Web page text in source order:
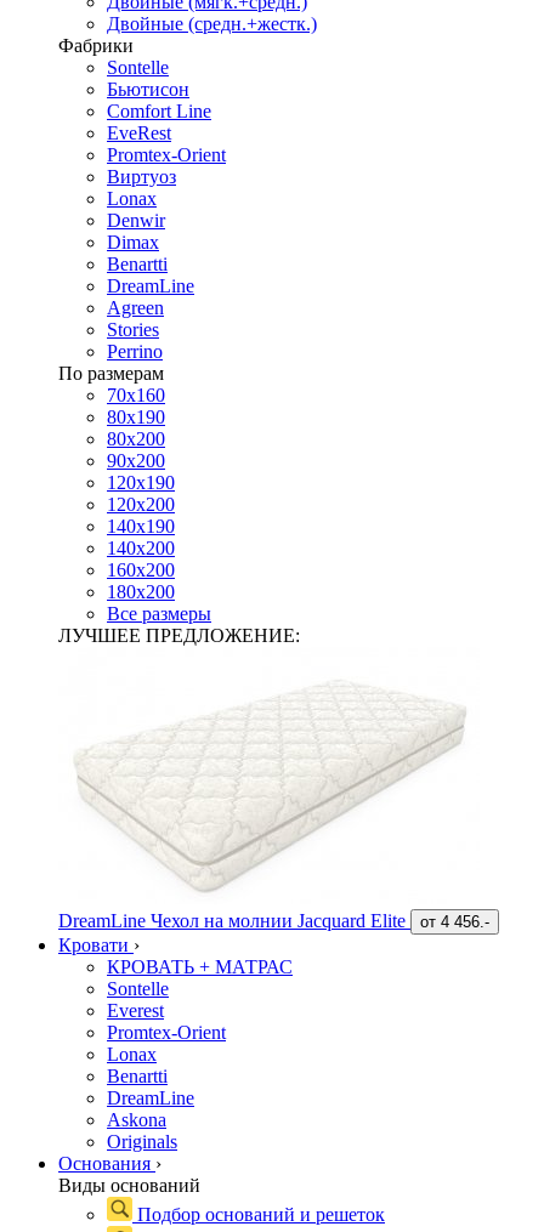
Двойные (средн.+жестк.)
Фабрики
Sontelle
Бьютисон
Comfort Line
EveRest
Promtex-Orient
Виртуоз
Lonax
Denwir
Dimax
Benartti
DreamLine
Agreen
Stories
Perrino
По размерам
70х160
80х190
80х200
90х200
120х190
120х200
140х190
140х200
160х200
180х200
Все размеры
ЛУЧШЕЕ ПРЕДЛОЖЕНИЕ:
DreamLine Чехол на молнии Jacquard Elite от 4 456.-
Кровати ›
КРОВАТЬ + МАТРАС
Sontelle
Everest
Promtex-Orient
Lonax
Benartti
DreamLine
Askona
Originals
Основания ›
Виды оснований
Подбор оснований и решеток